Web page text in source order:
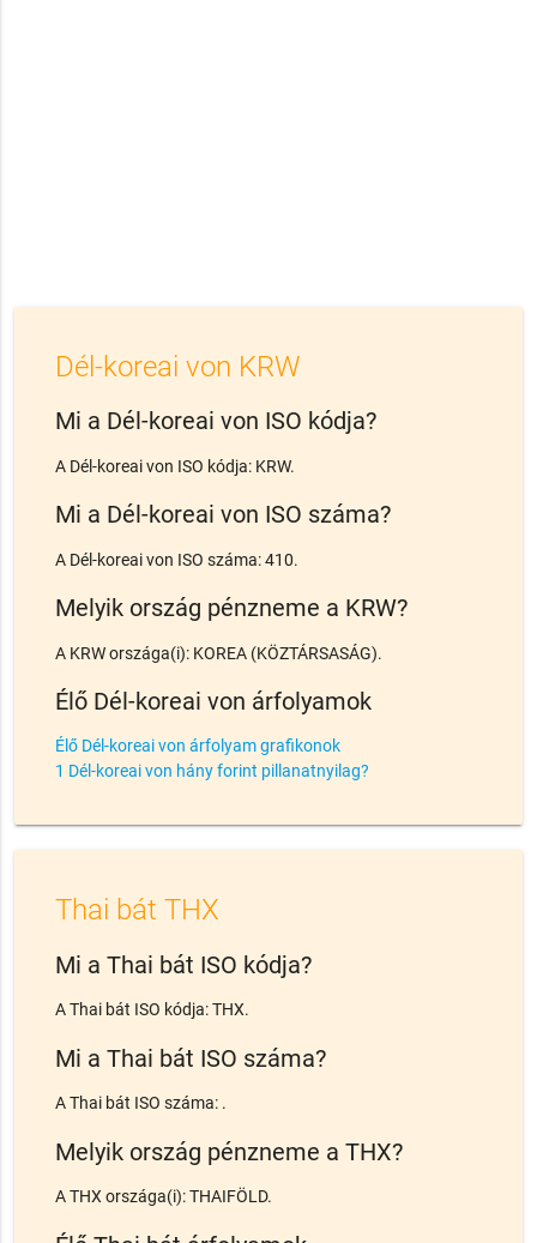
Dél-koreai von KRW
Mi a Dél-koreai von ISO kódja?
A Dél-koreai von ISO kódja: KRW.
Mi a Dél-koreai von ISO száma?
A Dél-koreai von ISO száma: 410.
Melyik ország pénzneme a KRW?
A KRW országa(i): KOREA (KÖZTÁRSASÁG).
Élő Dél-koreai von árfolyamok
Élő Dél-koreai von árfolyam grafikonok
1 Dél-koreai von hány forint pillanatnyilag?
Thai bát THX
Mi a Thai bát ISO kódja?
A Thai bát ISO kódja: THX.
Mi a Thai bát ISO száma?
A Thai bát ISO száma: .
Melyik ország pénzneme a THX?
A THX országa(i): THAIFÖLD.